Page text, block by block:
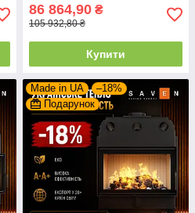
86 864,90 ₴
105 932,80 ₴
Купити
Made in UA
–18%
Подарунок